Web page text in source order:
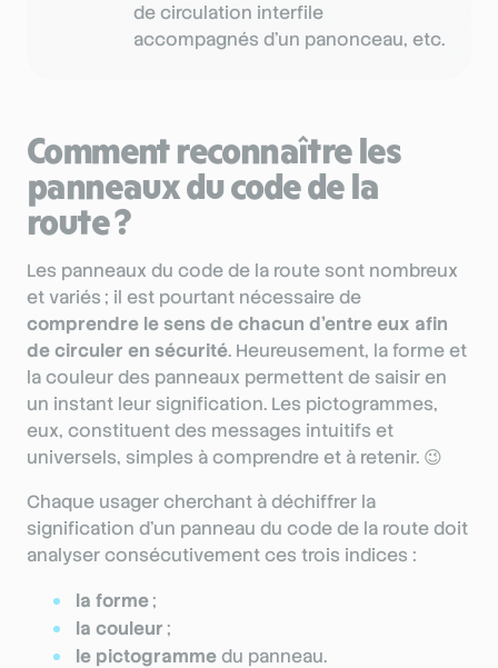
de circulation interfile
accompagnés d’un panonceau, etc.
Comment reconnaître les
panneaux du code de la
route ?
Les panneaux du code de la route sont nombreux
et variés ; il est pourtant nécessaire de
comprendre le sens de chacun d’entre eux afin
de circuler en sécurité. Heureusement, la forme et
la couleur des panneaux permettent de saisir en
un instant leur signification. Les pictogrammes,
eux, constituent des messages intuitifs et
universels, simples à comprendre et à retenir. 😉
Chaque usager cherchant à déchiffrer la
signification d’un panneau du code de la route doit
analyser consécutivement ces trois indices :
la forme;
la couleur ;
le pictogrammedu panneau.